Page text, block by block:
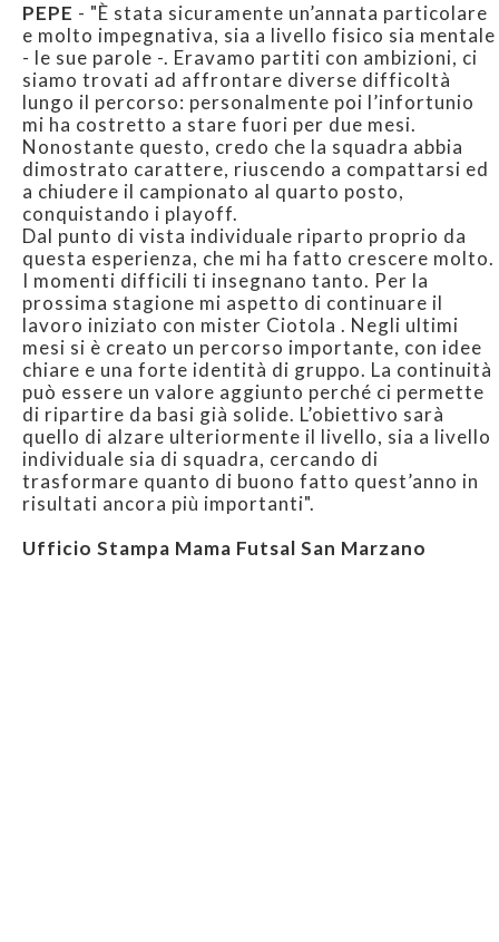
PEPE - "È stata sicuramente un’annata particolare
e molto impegnativa, sia a livello fisico sia mentale
- le sue parole -. Eravamo partiti con ambizioni, ci
siamo trovati ad affrontare diverse difficoltà
lungo il percorso: personalmente poi l’infortunio
mi ha costretto a stare fuori per due mesi.
Nonostante questo, credo che la squadra abbia
dimostrato carattere, riuscendo a compattarsi ed
a chiudere il campionato al quarto posto,
conquistando i playoff.
Dal punto di vista individuale riparto proprio da
questa esperienza, che mi ha fatto crescere molto.
I momenti difficili ti insegnano tanto. Per la
prossima stagione mi aspetto di continuare il
lavoro iniziato con mister Ciotola . Negli ultimi
mesi si è creato un percorso importante, con idee
chiare e una forte identità di gruppo. La continuità
può essere un valore aggiunto perché ci permette
di ripartire da basi già solide. L’obiettivo sarà
quello di alzare ulteriormente il livello, sia a livello
individuale sia di squadra, cercando di
trasformare quanto di buono fatto quest’anno in
risultati ancora più importanti".
Ufficio Stampa Mama Futsal San Marzano